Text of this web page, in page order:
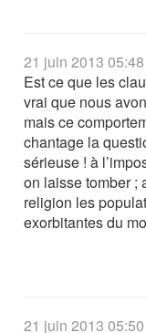
21 juin 2013 05:48
Est ce que les
vrai que nous
mais ce
chantage la
sérieuse ! à
on laisse tomber ;
religion les
exorbitantes du
21 juin 2013 05:50